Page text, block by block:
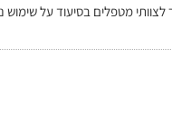
לצוותי מטפלים בסיעוד על